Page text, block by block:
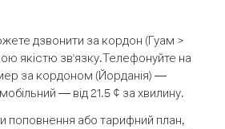
дзвонити за кордон (Гуам >
якістю зв'язку.Телефонуйте на
за кордоном (Йорданія) —
— від 21.5 ¢ за хвилину.
поповнення або тарифний план,